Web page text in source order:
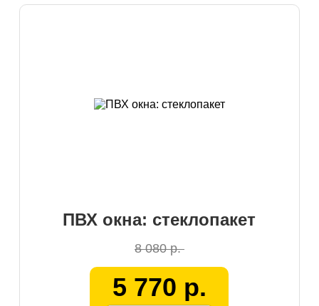
ПВХ окна: стеклопакет
8 080 р.
5 770 р.